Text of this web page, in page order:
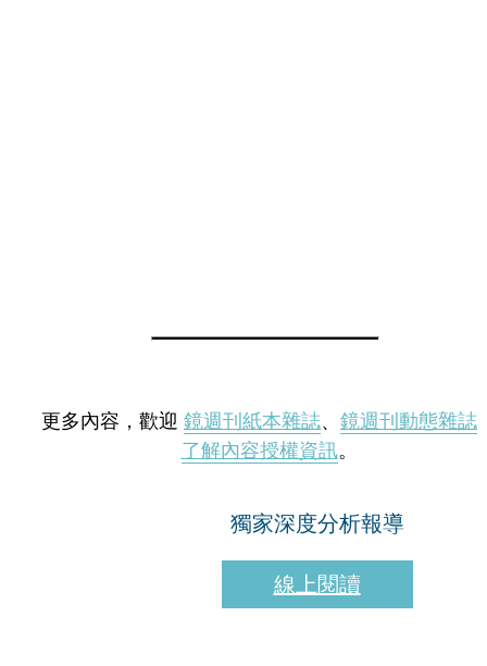
更多內容，歡迎 鏡週刊紙本雜誌、 鏡週刊動態雜誌
了解內容授權資訊。
獨家深度分析報導
線上閱讀